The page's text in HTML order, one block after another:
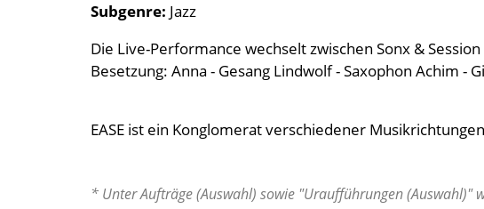
Subgenre Jazz
Die Live-Performance wechselt zwischen Sonx &
Besetzung: Anna - Gesang Lindwolf - Saxophon Achim -
EASE ist ein Konglomerat verschiedener
* Unter Aufträge (Auswahl) sowie "Uraufführungen (Auswahl)"